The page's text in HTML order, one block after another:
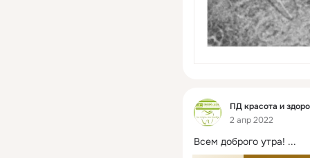
Фид
ПД красота и
2 апр 2022
Всем доброго утра! ...